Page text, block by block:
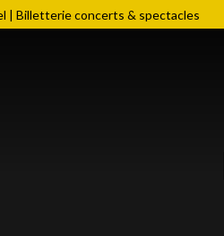
| Billetterie concerts & spectacles